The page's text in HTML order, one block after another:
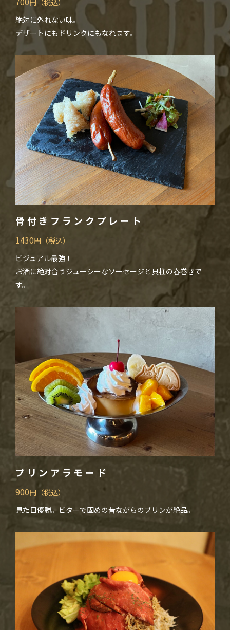
絶対に外れない味。
デザートにもドリンクにもなれます。
骨付きフランクプレート
1430円（税込）
ビジュアル最強！
お酒に絶対合うジューシーなソーセージと貝柱の春巻きで
す。
プリンアラモード
900円（税込）
見た目優勝。ビターで固めの昔ながらのプリンが絶品。